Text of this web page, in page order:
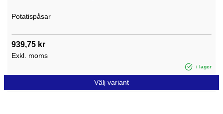
Potatispåsar
939,75 kr
Exkl. moms
i lager
Välj variant